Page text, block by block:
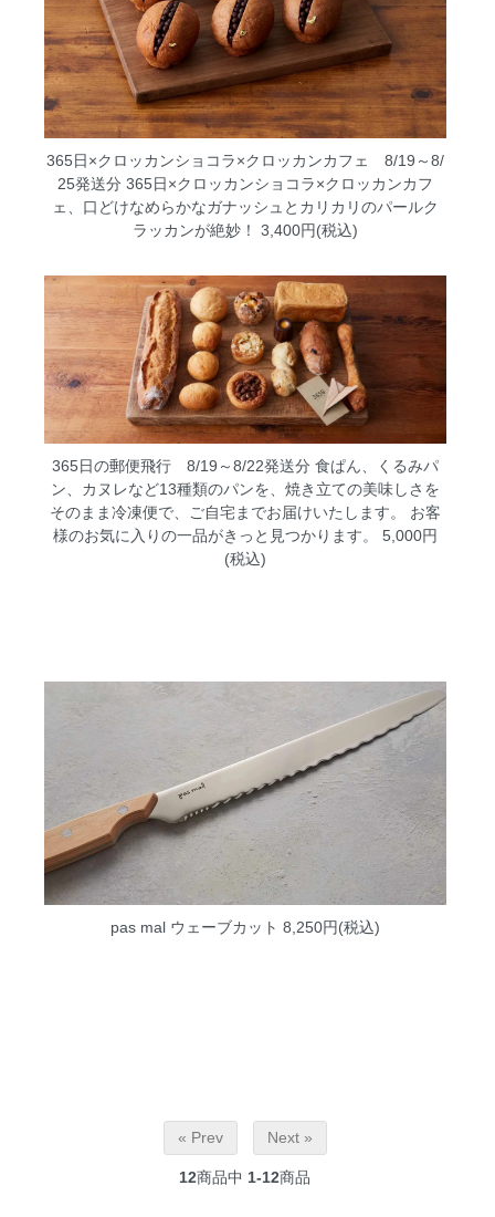
365日×クロッカンショコラ×クロッカンカフェ 8/19～8/
25発送分365日×クロッカンショコラ×クロッカンカフ
ェ、口どけなめらかなガナッシュとカリカリのパールク
ラッカンが絶妙！ 3,400円(税込)
365日の郵便飛行 8/19～8/22発送分食ぱん、くるみパ
ン、カヌレなど13種類のパンを、焼き立ての美味しさを
そのまま冷凍便で、ご自宅までお届けいたします。 お客
様のお気に入りの一品がきっと見つかります。 5,000円
(税込)
pas mal ウェーブカット 8,250円(税込)
« Prev Next »
12商品中 1-12商品